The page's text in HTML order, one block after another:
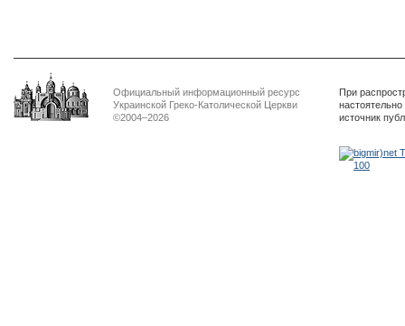
Официальный информационный ресурс
Украинской Греко-Католической Церкви
©2004–2026
При
источник